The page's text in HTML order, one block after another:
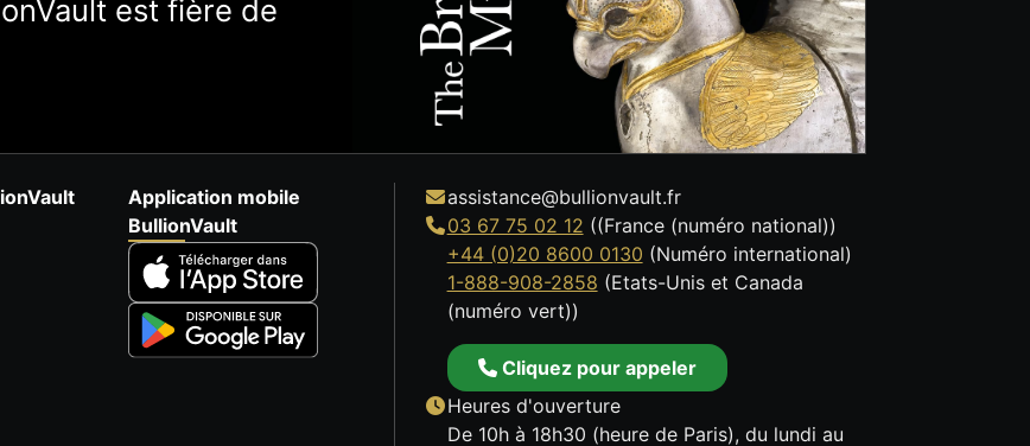
est fière de
Application mobile
BullionVault
assistance@bullionvault.fr
03 67 75 02 12 ((France (numéro national))
+44 (0)20 8600 0130 (Numéro international)
1-888-908-2858 (Etats-Unis et Canada
(numéro vert))
Cliquez pour appeler
Heures d'ouverture
De 10h à 18h30 (heure de Paris), du lundi au